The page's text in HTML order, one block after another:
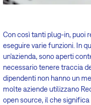
Con così tanti plug-in, puoi
eseguire varie funzioni. In
un'azienda, sono aperti
necessario tenere traccia
dipendenti non hanno un
molte aziende utilizzano
open source, il che